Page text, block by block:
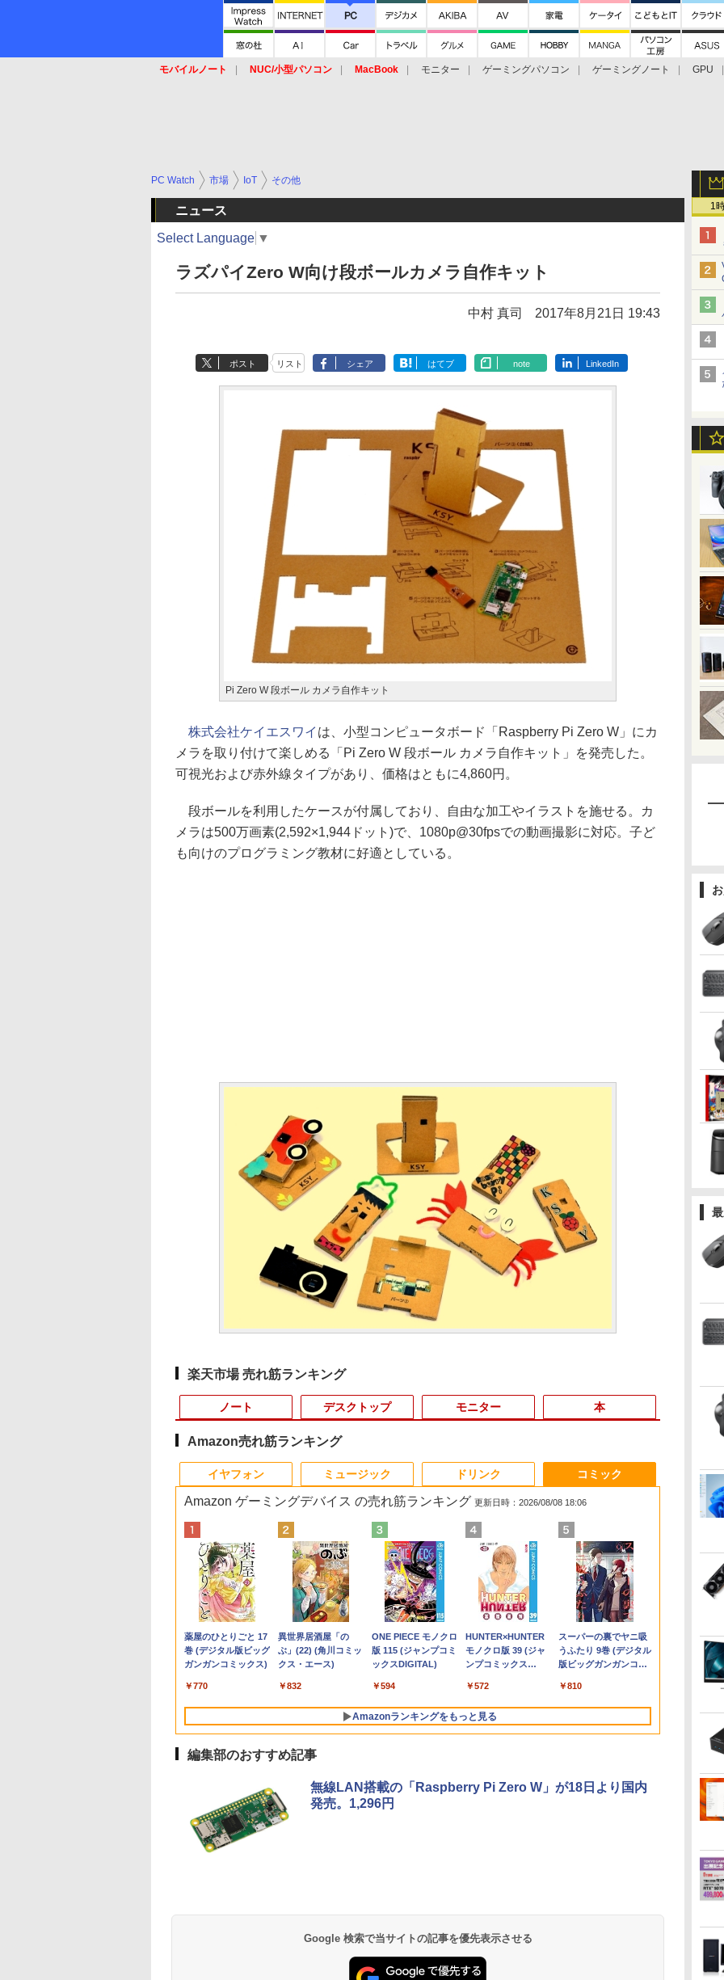
モバイルノート NUC/小型パソコン MacBook モニター ゲーミングパソコン ゲーミングノート
GPU
1
PC Watch 市場 IoT その他
ニュース
Select Language ▼
ラズパイZero W向け段ボールカメラ自作キット
中村 真司 2017年8月21日 19:43
ポスト リスト シェア はてブ note LinkedIn
Pi Zero W 段ボール カメラ自作キット
株式会社ケイエスワイ は、小型コンピュータボード「Raspberry Pi Zero W」にカ
メラを取り付けて楽しめる「Pi Zero W 段ボール カメラ自作キット」を発売した。
可視光および赤外線タイプがあり、価格はともに4,860円。
段ボールを利用したケースが付属しており、自由な加工やイラストを施せる。カ
メラは500万画素(2,592×1,944ドット)で、1080p@30fpsでの動画撮影に対応。子ど
も向けのプログラミング教材に好適としている。
楽天市場 売れ筋ランキング
ノート
1
【★最大100%ポイン
ト】【新生活応援・
2026】【Office 2019
H&B】富士通
MU937/Celeron 3865U/
メモ
リ:4GB/8GB/SSD:128GB/256GB/512GB/1TB/13.3
型/フル
HD/wifi/HDMI/USB3.0/
￥9,999
2
LTE対応 中古美品 / タ
ッチ 10.5インチ
Microsoft Surface
GO2 Model.1927 フル
HD対応WUXGA/ 第8世
代CoreM3-8100Y/
8GB/ 爆速NVMe
128GB-SSD/ カメラ/
Wi-Fi6/ Office付き
古ノートパソコン 中古
パソコン 中古PC タブ
即日発送
￥20,990
3
【期間限定P15倍+最大
10%OFFクーポン】
【3年保証】東芝
TOSHIBA
DYNABOOK B65/DN
SSD256GB メモリ
8GB Core i5
Windows 11 Pro 中古
料無料 中古ノートパソ
コン 中古パソコン ノ
￥27,500
4
超得2,000円OFF&P2倍
｜レッツノート｜
Microsoft office 2019
H&B付き｜中古ノート
office付｜メモリ8GB
SSD256GB｜
Panasonic Let's note
｜中古ノートパソコン
PC｜ノートパソコン
B5サイズ｜パソコン｜
MS Office 2024 H&B
搭載｜中古ノートパソ
コン Windows11
Office付｜Core i5 第8
世代 以降 SSD 512GB
メモリ 8GB｜DELL
Latitude 3500｜中古パ
ソコン 中古 ノートパ
ソコン 無線 15.6インチ
イプC｜Word Excel
￥33,800
【新品・
初期設定済
デル ノート
型/15.6型 メ
16GB/32GB
1TB 日本語
フルHD 高性
用 オンライ
ジネス 大学
向け 新生活
デスクトップ
1
中古パソコン | Dell |
OptiPlex 3070 SFF |
Windows11 | デスクト
ップ | 一年保証 | 第9世
代 | Core i5 9500
3.0(〜最大4.4)GHz |
MEM:8GB |
SSD:512GB(新品) |
DVDマルチ | 無線LAN:
￥34,980
2
【エントリーでポイン
ト100％還元チャンス】
GMKtec G10 ミニ
PC【AMD Ryzen 5
3500U DDR4 16GB
512GB/256GB/1T
SSD】4C/8T 3.7GHz
64GB 16T拡張
Windows11 Pro 8K/4K
WiFi5 Bluetooth5.0
Nucbox みにpc Ryzen
N95/N97/N100/4300U/N150
￥61,999
3
HP ProOne 600 G6
AIO 21.5インチ 第10世
代 Core i5 メモリ
16GB Nvme M.2 SSD
Webカメラ WiFi Type-
C Windows11 一体型
中古パソコン
￥48,800
4
Win11搭載 デスクトッ
プパソコン一体型デス
クトップ新品 Office付
き 24型フルHD液晶一
コン Core i7 3615MQ
メモリ16GB
SSD512GB USB 3.0 無
線搭載 初心者向け 初
応援 在宅勤務
【週末限定999円
OFF！】 最新マイクロ
ソフトオフィス2024付
き microsoft office付
き 中古パソコン 中古
デスクトップパソコン
最新オフィス 第10世代
国内メーカー 安心サポ
ート 高品質
i7 16GB 中古 パソコン
￥84,000
＼11日まで
Windows11
初心者 ゲー
モニター
1
引き出し付きモニター
台(NM01 ミドルブラウ
ン) 【玄関先迄納品】
ニトリ
￥2,990
2
【超特価】厳選大手メ
ーカー 液晶モニター シ
ークレット 22-23型ワ
イド フル
HD（1920x1080）
HDMI指定可 ノングレ
ア EIZO IIYAMA 三菱
富士通 NEC IO-DATA
Dell HP PHILIPS等 液
￥4,480
3
Yoothi 互換品 液晶
15.6インチ N156BGA-
EB3 NT156WHM-N30
NT156WHM-N34
NT156WHM-N40
NT156WHM-N44
BOE076E 対応 45%
NTSC 60Hz
LED LCD 液晶ディス
プレイ 修理交換用液晶
￥10,000
4
【1,000円クーポン＋ポ
イント最大31.5%還
元！】PCモニター 液
晶ディスプレイ 24イン
HD 非光沢ディスプレ
イ
（100Hz/VGA/HDMI1.4
ブルーライト軽減 フリ
Adaptive Sync対応
4000:1コントラスト チ
液晶ディスプレイ 23イ
ンチ ディスプレイ フ
ィリップス 液晶モニタ
ー パソコンモニター
ゲーミングモニター
PCモニター 23.8
1920×1080 HDMI D-
Sub ブラック スピーカ
ー：なし
￥11,480
Yoothi 互換
チ
チ搭載 対応
機能付き液
On-Cell 液晶
ネル 修理交
本
1
MAZZEL 1st
photobook with
ZEAL [ MAZZEL ]
￥4,950
2
信じていた仲間達にダ
ンジョン奥地で殺され
かけたがギフト『無限
ガチャ』でレベル9999
の仲間達を手に入れて
元パーティーメンバー
と世界に復讐＆『ざま
ぁ！』します！【電子
書籍】
￥792
3
【漫画全巻セット】
【中古】NARUTO（ナ
ルト） ＜1〜72巻完結
＞ 岸本斉史
￥20,750
4
【いたわりセット付
き】1年をおいしくす
こやかに過ごす養生手
帳2027 （インプレス手
【中古】
HUNTER×HUNTER(ハ
ンターハンター)/漫画
全巻セット◆C≪1〜39
巻（既刊）≫【即納】
【コンビニ受取/郵便局
受取対応】
￥20,900
ちいかわ な
くてかわい
（ワイドKC
Amazon売れ筋ランキング
イヤフォン
Anker Soundcore
P40i オフホワイト
Anker Soundcore
P31i ブラック
￥5,990
Anker Soundcore
Liberty 5 ミッドナイ
トブラック
￥14,990
【2026年アップグレ
ード版】AOKIMI ワ
イヤレスイヤホン
V12 小型軽量 ブルー
トゥースHi-Fi 最大
36時間再生 ぶるーと
ゅーす コードレス
ク付き 防水 タッチ式
￥1,964
Xiaomi シャオミ
REDMI Buds 8 Lite ワ
イヤレスイヤホン
キャンセリング ANC
36時間再生
￥3,480
ミュージック
BRUCE WAYNE feat.
Flo Milli, ATL Jacob
[Explicit]
￥250
BRUCE WAYNE feat.
Flo Milli, ATL Jacob
[Explicit]
￥250
On My Road
(Stadium ver.)
￥250
On My Road
(Stadium ver.)
￥250
BUGS LIFE
￥250
ドリンク
by Amazon 天然水
ラベルレス 500ml
×24本 富士山の天然
ミネラルウォーター
ペットボトル 静岡県
(Smart Basic)
￥1,380
【Amazon.co.jp限
定】 い・ろ・は・す
2L PET ラベルレス
￥1,112
by Amazon 天然水
ラベルレス 2L×9本
￥1,117
by Amazon 炭酸水
ラベルレス 500ml
×24本 強炭酸水 ペッ
ットル (Smart
Basic)
￥1,625
【Amazon.co.jp限
定】 伊藤園 磨かれ
て、澄みきった日本の
ケース ] [ 水 ] [ ペット
ボトル ] [ 箱買い ] [ ス
￥998
コミック
Amazon ゲーミングデバイス の売れ筋ランキング 更新日時：2026/08/08 18:06
薬屋のひとりごと 17
巻 (デジタル版ビッグ
ガンガンコミックス)
￥770
異世界居酒屋「の
ぶ」(22) (角川コミッ
クス・エース)
￥832
ONE PIECE モノクロ
版 115 (ジャンプコミ
ックスDIGITAL)
￥594
HUNTER×HUNTER
モノクロ版 39 (ジャ
ンプコミックス
￥572
スーパーの裏でヤニ吸
うふたり 9巻 (デジタル
版ビッグガンガンコミ
￥810
Amazonランキングをもっと見る
編集部のおすすめ記事
無線LAN搭載の「Raspberry Pi Zero W」が18日より国内
発売。1,296円
Google 検索で当サイトの記事を優先表示させる